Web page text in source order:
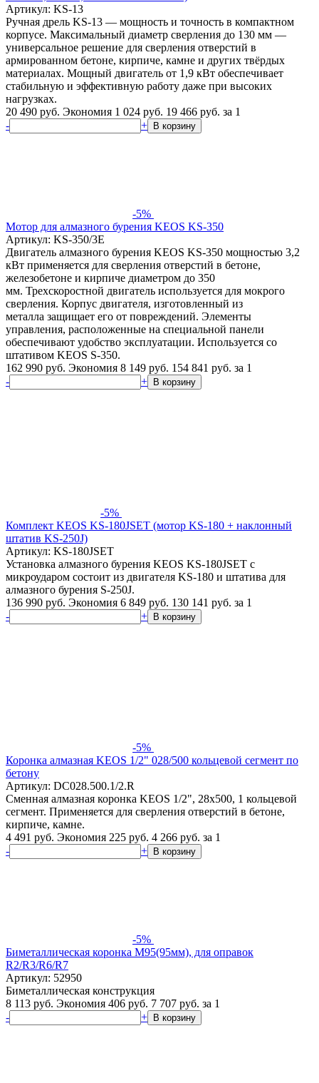
Артикул: KS-13
Ручная дрель KS-13 — мощность и точность в компактном
корпусе. Максимальный диаметр сверления до 130 мм —
универсальное решение для сверления отверстий в
армированном бетоне, кирпиче, камне и других твёрдых
материалах. Мощный двигатель от 1,9 кВт обеспечивает
стабильную и эффективную работу даже при высоких
нагрузках.
20 490 руб. Экономия 1 024 руб. 19 466 руб. за 1
-
+ В корзину
-5%
Мотор для алмазного бурения KEOS KS-350
Артикул: KS-350/3E
Двигатель алмазного бурения KEOS KS-350 мощностью 3,2
кВт применяется для сверления отверстий в бетоне,
железобетоне и кирпиче диаметром до 350
мм. Трехскоростной двигатель используется для мокрого
сверления. Корпус двигателя, изготовленный из
металла защищает его от повреждений. Элементы
управления, расположенные на специальной панели
обеспечивают удобство эксплуатации. Используется со
штативом KEOS S-350.
162 990 руб. Экономия 8 149 руб. 154 841 руб. за 1
-
+ В корзину
-5%
Комплект KEOS KS-180JSET (мотор KS-180 + наклонный
штатив KS-250J)
Артикул: KS-180JSET
Установка алмазного бурения KEOS KS-180JSET с
микроударом состоит из двигателя KS-180 и штатива для
алмазного бурения S-250J.
136 990 руб. Экономия 6 849 руб. 130 141 руб. за 1
-
+ В корзину
-5%
Коронка алмазная KEOS 1/2" 028/500 кольцевой сегмент по
бетону
Артикул: DC028.500.1/2.R
Сменная алмазная коронка KEOS 1/2", 28х500, 1 кольцевой
сегмент. Применяется для сверления отверстий в бетоне,
кирпиче, камне.
4 491 руб. Экономия 225 руб. 4 266 руб. за 1
-
+ В корзину
-5%
Биметаллическая коронка М95(95мм), для оправок
R2/R3/R6/R7
Артикул: 52950
Биметаллическая конструкция
8 113 руб. Экономия 406 руб. 7 707 руб. за 1
-
+ В корзину